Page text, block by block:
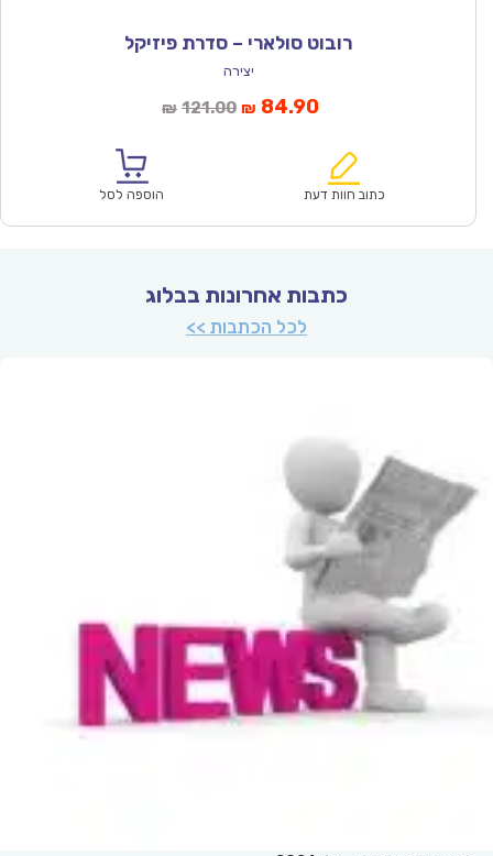
רובוט סולארי – סדרת פיזיקל
יצירה
₪ 121.00המחיר
₪121.00.
₪ 84.90המחיר
הוא:
כתוב חוות דעת הוספה לסל
כתבות אחרונות בבלוג
לכל הכתבות >>